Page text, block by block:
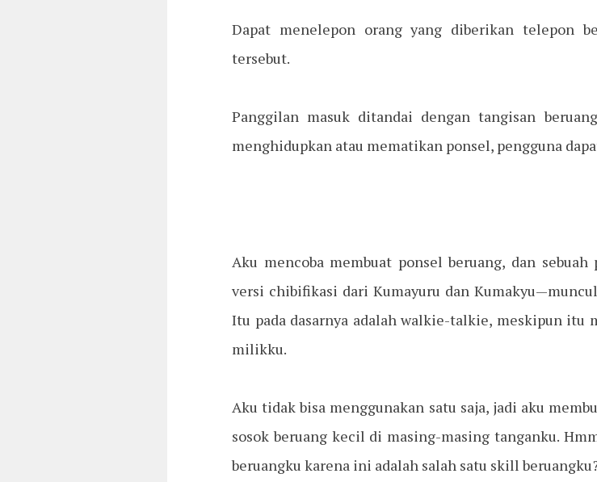
Dapat menelepon orang yang diberikan telepon
tersebut.
Panggilan masuk ditandai dengan tangisan
menghidupkan atau mematikan ponsel, pengguna
Aku mencoba membuat ponsel beruang, dan
versi chibifikasi dari Kumayuru dan
Itu pada dasarnya adalah walkie-talkie, meskipun itu
milikku.
Aku tidak bisa menggunakan satu saja, jadi aku
sosok beruang kecil di masing-masing tanganku.
beruangku karena ini adalah salah satu skill